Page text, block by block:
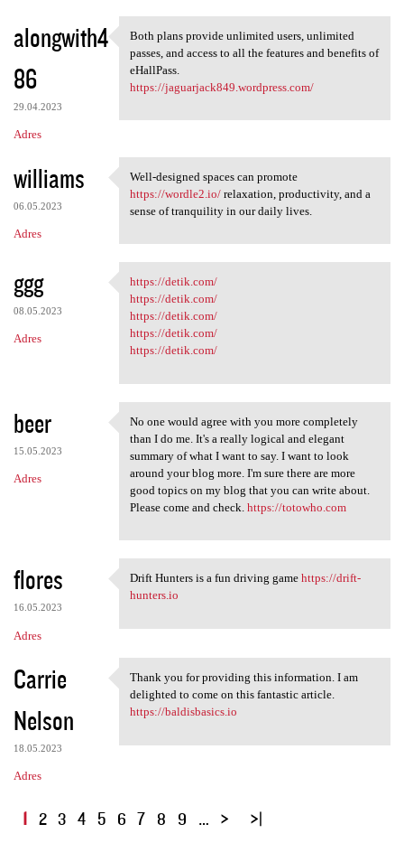
alongwith4
86
29.04.2023
Adres
Both plans provide unlimited
Both plans provide unlimited users, unlimited
passes, and access to all the features and benefits of
eHallPass.
https://jaguarjack849.wordpress.com/
williams
06.05.2023
Adres
Well-designed spaces can
Well-designed spaces can promote
https://wordle2.io/relaxation, productivity, and a
sense of tranquility in our daily lives.
ggg
08.05.2023
Adres
https://detik.com/
https://detik.com/
https://detik.com/
https://detik.com/
https://detik.com/
https://detik.com/
beer
15.05.2023
Adres
No one would agree with you
No one would agree with you more completely
than I do me. It's a really logical and elegant
summary of what I want to say. I want to look
around your blog more. I'm sure there are more
good topics on my blog that you can write about.
Please come and check. https://totowho.com
flores
16.05.2023
Adres
Drift Hunters is a fun
Drift Hunters is a fun driving game https://drift-
hunters.io
Carrie
Nelson
18.05.2023
Adres
Thank you for providing this
Thank you for providing this information. I am
delighted to come on this fantastic article.
https://baldisbasics.io
S1 2 3 4 5 6 7 8 9 …